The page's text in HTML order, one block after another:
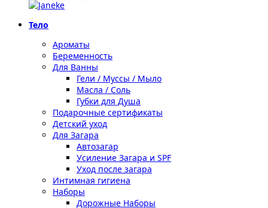
Тело
Ароматы
Беременность
Для Ванны
Гели / Муссы / Мыло
Масла / Соль
Губки для Душа
Подарочные сертификаты
Детский уход
Для Загара
Автозагар
Усиление Загара и SPF
Уход после загара
Интимная гигиена
Наборы
Дорожные Наборы